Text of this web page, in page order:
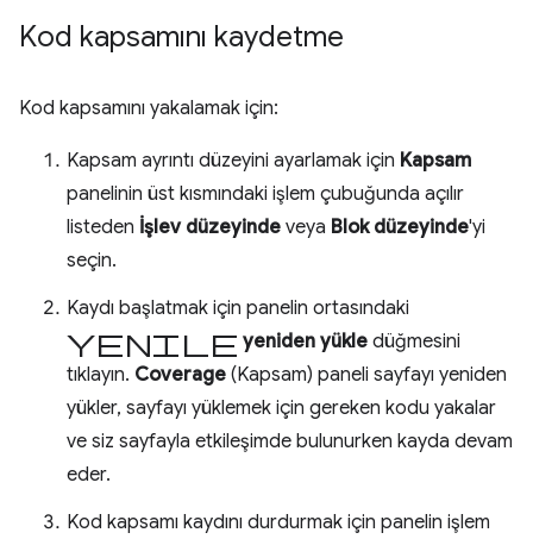
Kod kapsamını kaydetme
Kod kapsamını yakalamak için:
Kapsam ayrıntı düzeyini ayarlamak için Kapsam
panelinin üst kısmındaki işlem çubuğunda açılır
listeden İşlev düzeyinde veya Blok düzeyinde'yi
seçin.
Kaydı başlatmak için panelin ortasındaki
yenile yeniden yükle düğmesini
tıklayın. Coverage (Kapsam) paneli sayfayı yeniden
yükler, sayfayı yüklemek için gereken kodu yakalar
ve siz sayfayla etkileşimde bulunurken kayda devam
eder.
Kod kapsamı kaydını durdurmak için panelin işlem